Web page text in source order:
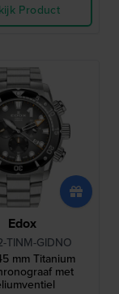
Product
Edox
TINM-GIDNO
mm Titanium
met